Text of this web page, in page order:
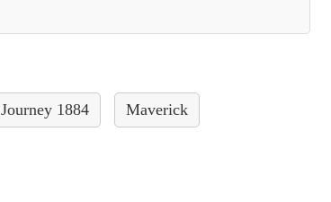
Journey 1884 Maverick